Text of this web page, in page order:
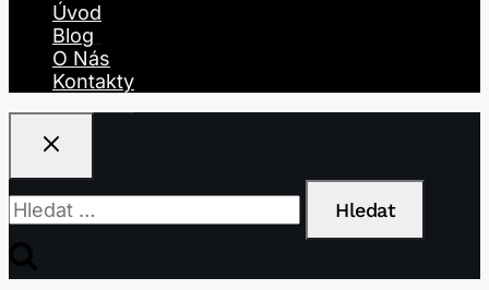
Úvod
Blog
O Nás
Kontakty
Vyhledávání